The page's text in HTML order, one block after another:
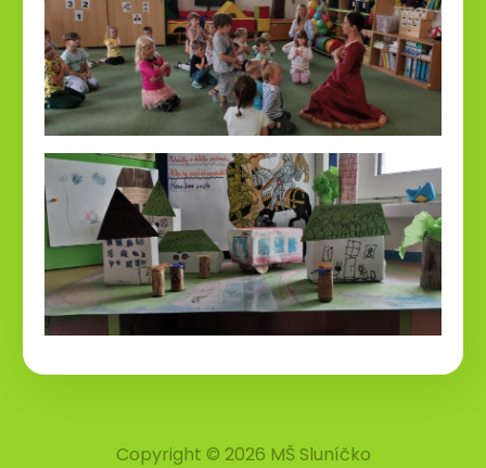
Copyright © 2026 MŠ Sluníčko